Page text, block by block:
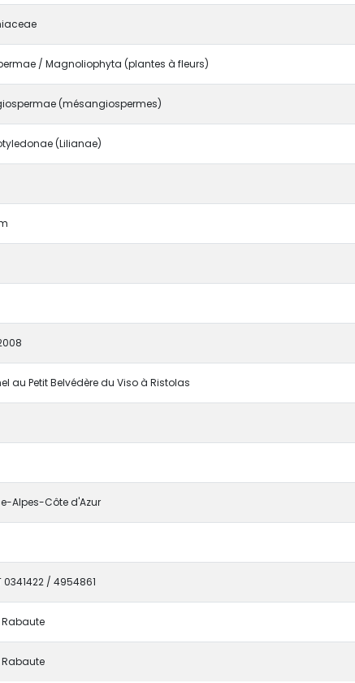
/ Magnoliophyta (plantes à fleurs)
(mésangiospermes)
(Lilianae)
au Petit Belvédère du Viso à Ristolas
Alpes-Côte d'Azur
0341422 / 4954861
Rabaute
Rabaute